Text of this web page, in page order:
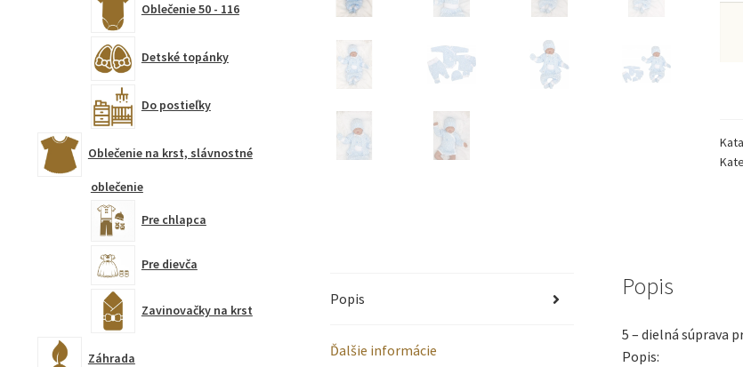
Popis
Ďalšie informácie
Popis
5 – dielná súprava
Popis:
Oblečenie 50 - 116
Detské topánky
Do postieľky
Oblečenie na krst, slávnostné
oblečenie
Pre chlapca
Pre dievča
Zavinovačky na krst
Záhrada